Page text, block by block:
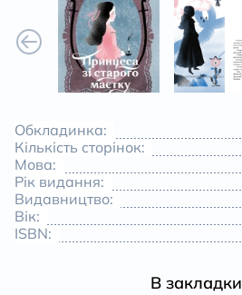
Обкладинка:
Кількість сторінок:
Мова:
Рік видання:
Видавництво:
Вік:
ISBN:
В закладки